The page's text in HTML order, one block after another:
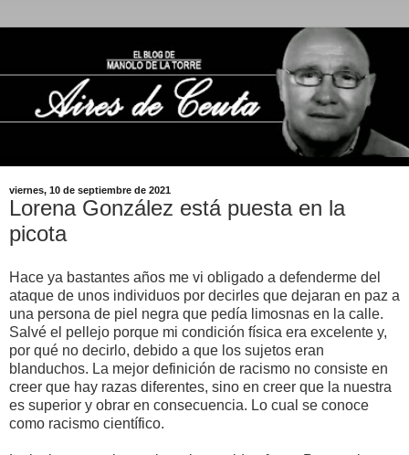
viernes, 10 de septiembre de 2021
Lorena González está puesta en la
picota
Hace ya bastantes años me vi obligado a defenderme del
ataque de unos individuos por decirles que dejaran en paz a
una persona de piel negra que pedía limosnas en la calle.
Salvé el pellejo porque mi condición física era excelente y,
por qué no decirlo, debido a que los sujetos eran
blanduchos. La mejor definición de racismo no consiste en
creer que hay razas diferentes, sino en creer que la nuestra
es superior y obrar en consecuencia. Lo cual se conoce
como racismo científico.